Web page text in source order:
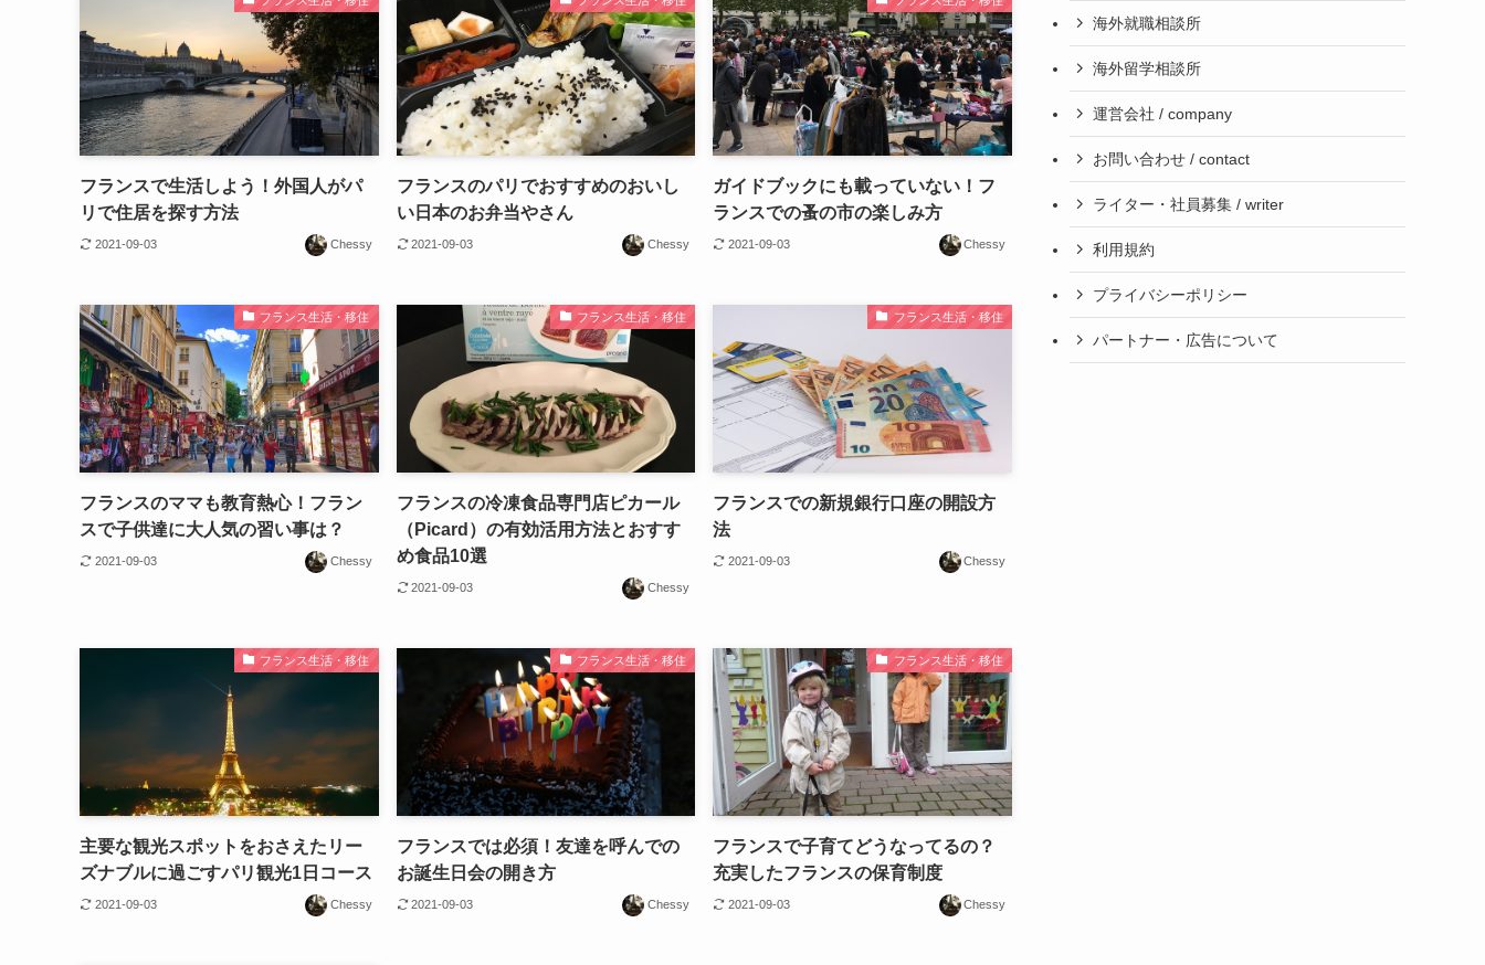
フランスで生活しよう！外国人がパ
リで住居を探す方法
2021-09-03 Chessy
フランスのパリでおすすめのおいし
い日本のお弁当やさん
2021-09-03 Chessy
ガイドブックにも載っていない！フ
ランスでの蚤の市の楽しみ方
2021-09-03 Chessy
フランス生活・移住
フランスのママも教育熱心！フラン
スで子供達に大人気の習い事は？
2021-09-03 Chessy
フランス生活・移住
フランスの冷凍食品専門店ピカール
（Picard）の有効活用方法とおすす
め食品10選
2021-09-03 Chessy
フランス生活・移住
フランスでの新規銀行口座の開設方
法
2021-09-03 Chessy
フランス生活・移住
主要な観光スポットをおさえたリー
ズナブルに過ごすパリ観光1日コース
2021-09-03 Chessy
フランス生活・移住
フランスでは必須！友達を呼んでの
お誕生日会の開き方
2021-09-03 Chessy
フランス生活・移住
フランスで子育てどうなってるの？
充実したフランスの保育制度
2021-09-03 Chessy
海外就職相談所
海外留学相談所
運営会社 / company
お問い合わせ / contact
ライター・社員募集 / writer
利用規約
プライバシーポリシー
パートナー・広告について